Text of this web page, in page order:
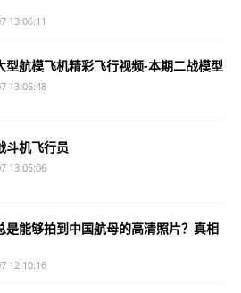
13:06:11
型航模飞机精彩飞行视频-本期二战模型
13:05:48
斗机飞行员
13:05:06
是能够拍到中国航母的高清照片？真相
12:10:16